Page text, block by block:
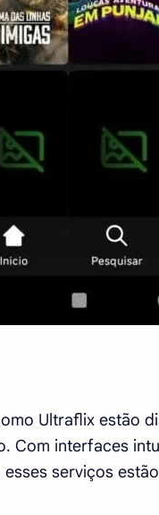
Ultraflix estão
Com interfaces
esses serviços